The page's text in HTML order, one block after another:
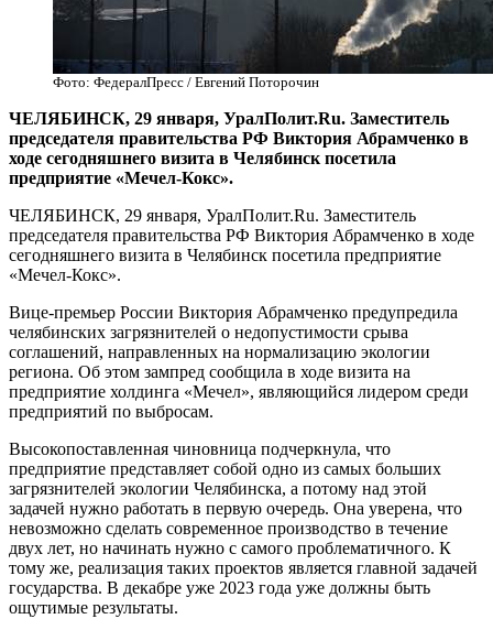
Фото: ФедералПресс / Евгений Поторочин
ЧЕЛЯБИНСК, 29 января, УралПолит.Ru. Заместитель
председателя правительства РФ Виктория Абрамченко в
ходе сегодняшнего визита в Челябинск посетила
предприятие «Мечел-Кокс».
ЧЕЛЯБИНСК, 29 января, УралПолит.Ru. Заместитель
председателя правительства РФ Виктория Абрамченко в ходе
сегодняшнего визита в Челябинск посетила предприятие
«Мечел-Кокс».
Вице-премьер России Виктория Абрамченко предупредила
челябинских загрязнителей о недопустимости срыва
соглашений, направленных на нормализацию экологии
региона. Об этом зампред сообщила в ходе визита на
предприятие холдинга «Мечел», являющийся лидером среди
предприятий по выбросам.
Высокопоставленная чиновница подчеркнула, что
предприятие представляет собой одно из самых больших
загрязнителей экологии Челябинска, а потому над этой
задачей нужно работать в первую очередь. Она уверена, что
невозможно сделать современное производство в течение
двух лет, но начинать нужно с самого проблематичного. К
тому же, реализация таких проектов является главной задачей
государства. В декабре уже 2023 года уже должны быть
ощутимые результаты.